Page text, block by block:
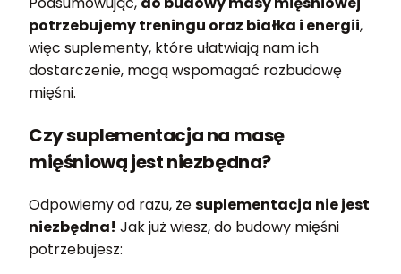
potrzebujemy treningu oraz białka i energii,
więc suplementy, które ułatwiają nam ich
dostarczenie, mogą wspomagać rozbudowę
mięśni.
Czy suplementacja na masę
mięśniową jest niezbędna?
Odpowiemy od razu, żesuplementacja nie jest
niezbędna! Jak już wiesz, do budowy mięśni
potrzebujesz: